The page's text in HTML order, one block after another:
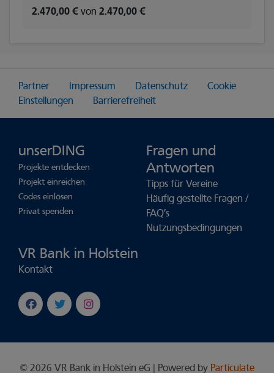
2.470,00 € von 2.470,00 €
Partner Impressum Datenschutz
Cookie
Einstellungen
Barrierefreiheit
unserDING
Projekte entdecken
Projekt einreichen
Codes einlösen
Privat spenden
Fragen und
Antworten
Tipps für Vereine
Häufig gestellte Fragen /
FAQ’s
Nutzungsbedingungen
VR Bank in Holstein
Kontakt
© 2026 VR Bank in Holstein eG | Powered by Particulate